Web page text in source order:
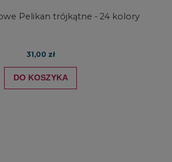
Pelikan trójkątne - 24 kolory
31,00 zł
DO KOSZYKA